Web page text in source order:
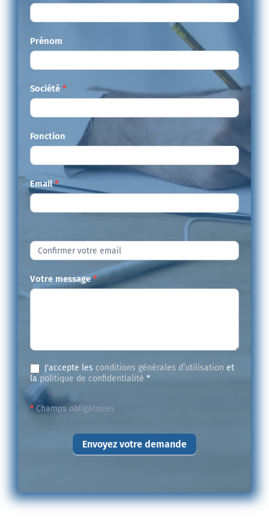
Prénom
Société *
Fonction
Email*
Votre message*
J'accepte les conditions générales d’utilisation et
la politique de confidentialité *
*Champs obligatoires
Envoyez votre demande